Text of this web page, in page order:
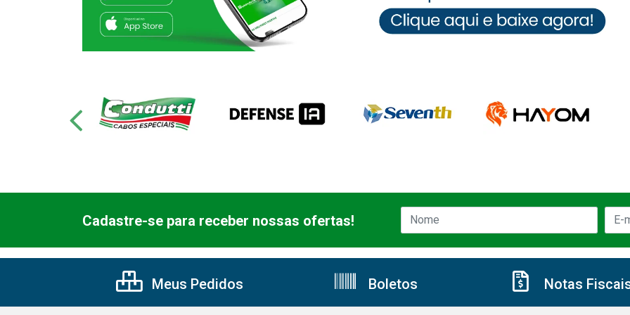
Cadastre-se para receber nossas ofertas!
Meus Pedidos Boletos Notas